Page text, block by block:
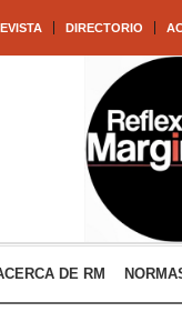
DIRECTORIO
DE RM